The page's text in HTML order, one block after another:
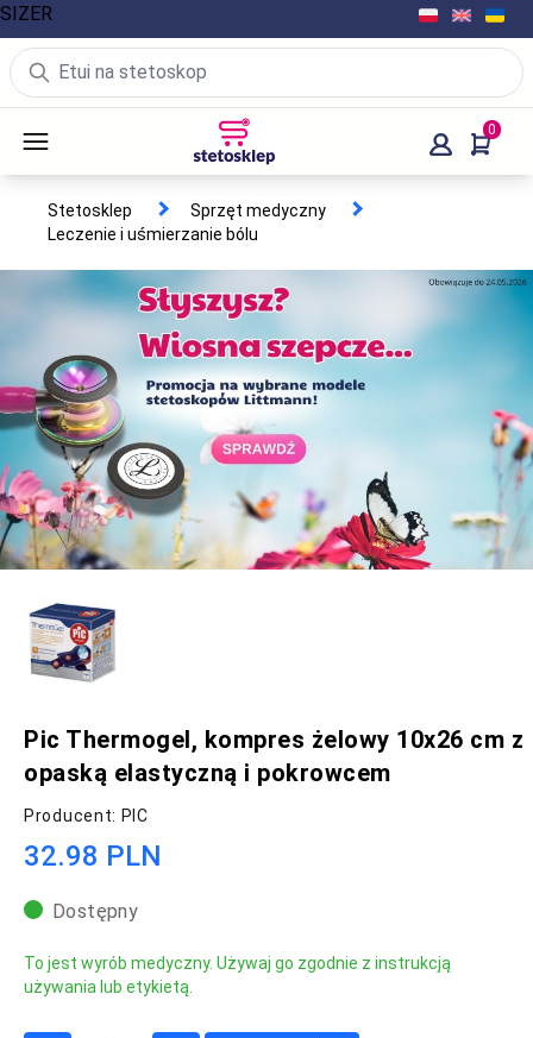
0
Stetosklep
Sprzęt medyczny
Leczenie i uśmierzanie bólu
Pic Thermogel, kompres żelowy 10x26 cm z
opaską elastyczną i pokrowcem
Producent: PIC
32.98 PLN
Dostępny
To jest wyrób medyczny. Używaj go zgodnie z instrukcją
używania lub etykietą.
SIZER